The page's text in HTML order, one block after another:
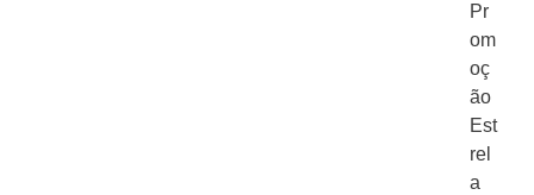
Pr
om
oç
ão
Est
rel
a